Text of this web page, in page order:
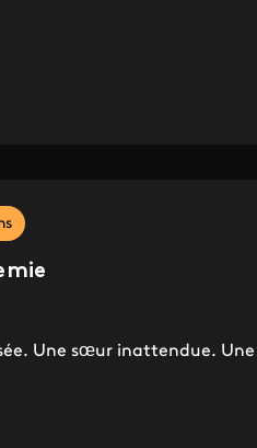
Une sœur inattendue.